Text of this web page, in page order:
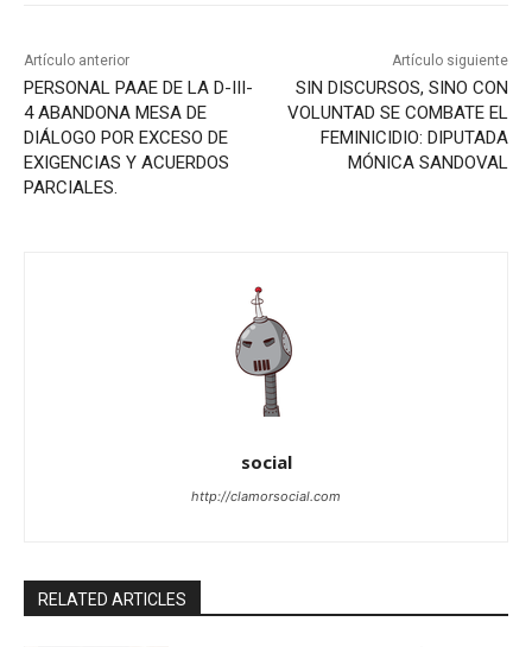
Artículo anterior
PERSONAL PAAE DE LA D-III-
4 ABANDONA MESA DE
DIÁLOGO POR EXCESO DE
EXIGENCIAS Y ACUERDOS
PARCIALES.
Artículo siguiente
SIN DISCURSOS, SINO CON
VOLUNTAD SE COMBATE EL
FEMINICIDIO: DIPUTADA
MÓNICA SANDOVAL
social
http://clamorsocial.com
RELATED ARTICLES